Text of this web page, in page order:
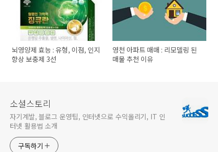
뇌영양제 효능 : 유형, 이점, 인지
향상 보충제 3선
영천 아파트 매매 : 리모델링 된
매물 추천 이유
소셜스토리
자기계발, 블로그 운영팁, 인터넷으로 수익올리기, IT 인
터넷 활용법 소개
구독하기